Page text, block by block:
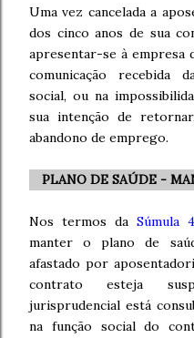
Uma vez cancelada a
dos cinco anos de sua
apresentar-se à empresa
comunicação recebida
social, ou na
sua intenção de
abandono de emprego.
PLANO DE SAÚDE -
Nos termos da Súmula
manter o plano de
afastado por
contrato esteja
jurisprudencial está
na função social do